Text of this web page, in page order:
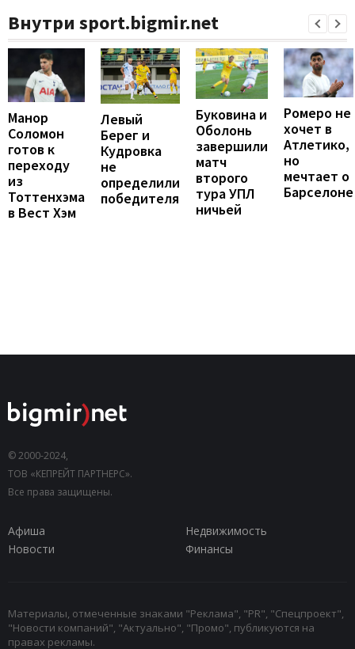
Внутри sport.bigmir.net
Манор
Соломон
готов к
переходу
из
Тоттенхэма
в Вест Хэм
Левый
Берег и
Кудровка
не
определили
победителя
Буковина и
Оболонь
завершили
матч
второго
тура УПЛ
ничьей
Ромеро не
хочет в
Атлетико,
но
мечтает о
Барселоне
© 2000-2024,
ТОВ «КЕПРЕЙТ ПАРТНЕРС».
Все права защищены.
Афиша
Недвижимость
Новости
Финансы
Материалы, отмеченные знаками "Реклама", "PR", "Спецпроект",
"Новости компаний", "Актуально", "Промо", публикуются на
правах рекламы.